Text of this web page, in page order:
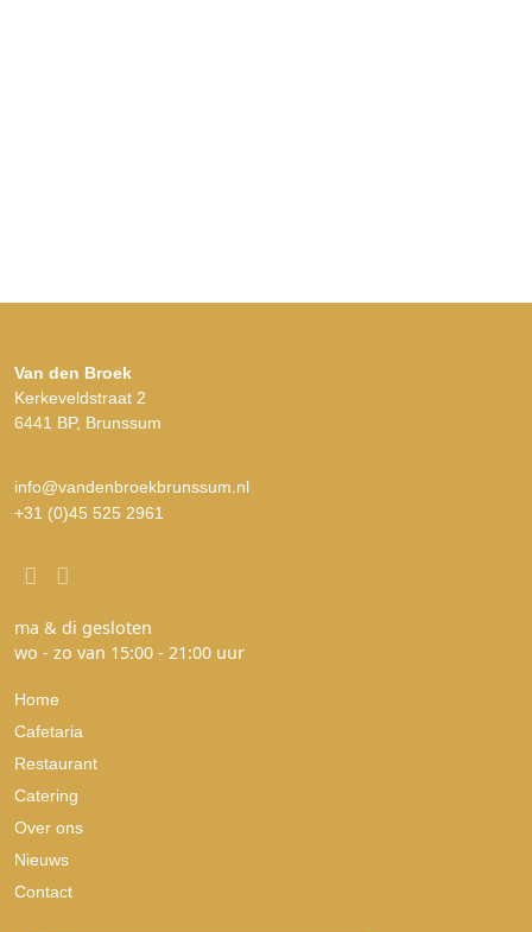
Van den Broek
Kerkeveldstraat 2
6441 BP, Brunssum
info@vandenbroekbrunssum.nl
+31 (0)45 525 2961
ma & di gesloten
wo - zo van 15:00 - 21:00 uur
Home
Cafetaria
Restaurant
Catering
Over ons
Nieuws
Contact